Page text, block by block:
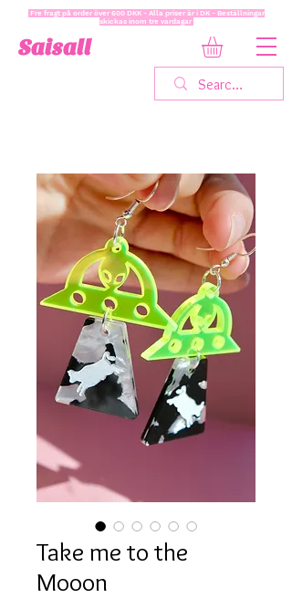
Saisall
Fre fragt på order över 600 DKK - Alla priser är i DK - Beställningar
skickas inom tre vardagar
Take me to the
Mooon